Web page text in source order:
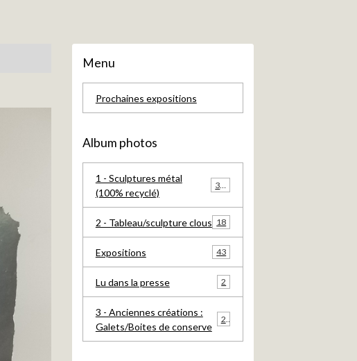
Menu
Prochaines expositions
Album photos
1 - Sculptures métal
(100% recyclé)
2 - Tableau/sculpture clous 18
Expositions 43
Lu dans la presse 2
3 - Anciennes créations :
Galets/Boites de conserve